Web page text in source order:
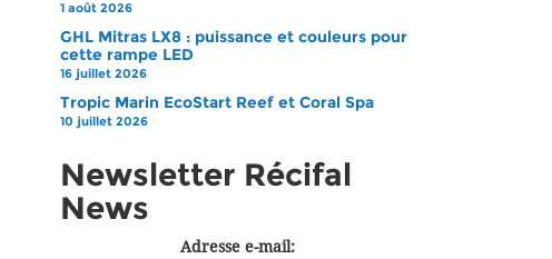
1 août 2026
GHL Mitras LX8 : puissance et couleurs pour
cette rampe LED
16 juillet 2026
Tropic Marin EcoStart Reef et Coral Spa
10 juillet 2026
Newsletter Récifal
News
Adresse e-mail: